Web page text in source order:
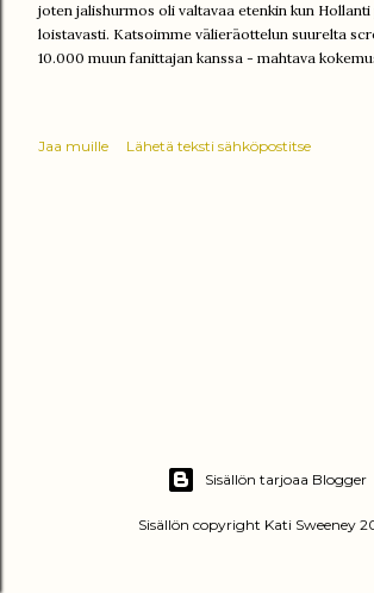
joten jalishurmos oli valtavaa etenkin kun
loistavasti. Katsoimme välieräottelun suurelta
10.000 muun fanittajan kanssa - mahtava
Jaa muille Lähetä teksti sähköpostitse
Sisällön tarjoaa Blogger
Sisällön copyright Kati Sweeney